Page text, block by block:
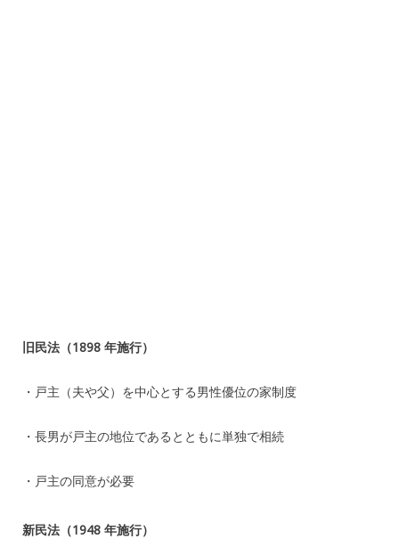
旧民法（1898 年施行）
・戸主（夫や父）を中心とする男性優位の家制度
・長男が戸主の地位であるとともに単独で相続
・戸主の同意が必要
新民法（1948 年施行）